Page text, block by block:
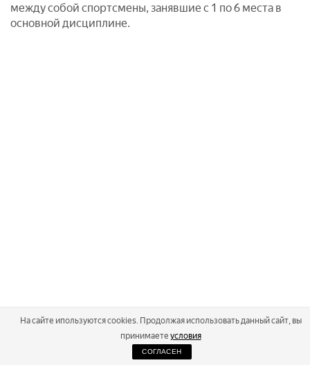
между собой спортсмены, занявшие с 1 по 6 места в
основной дисциплине.
2026
На сайте ипользуются cookies. Продолжая использовать данный сайт, вы
принимаете условия
СОГЛАСЕН